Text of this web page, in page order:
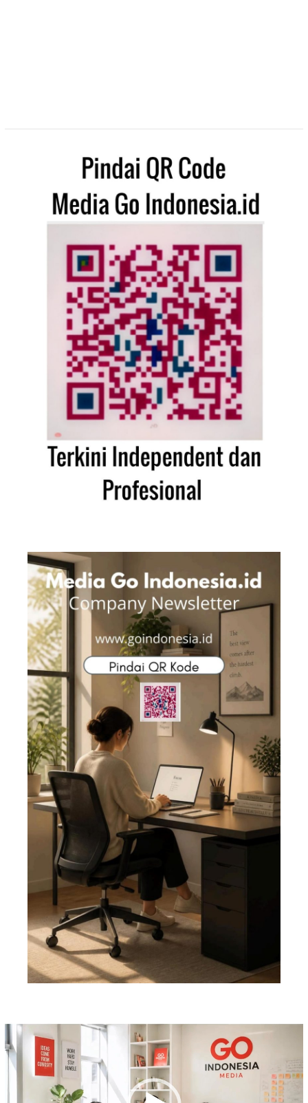
Pemutar
Video